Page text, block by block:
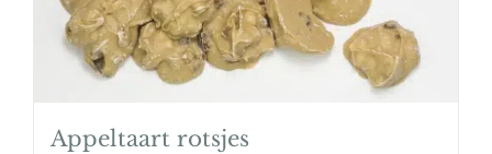
Appeltaart rotsjes